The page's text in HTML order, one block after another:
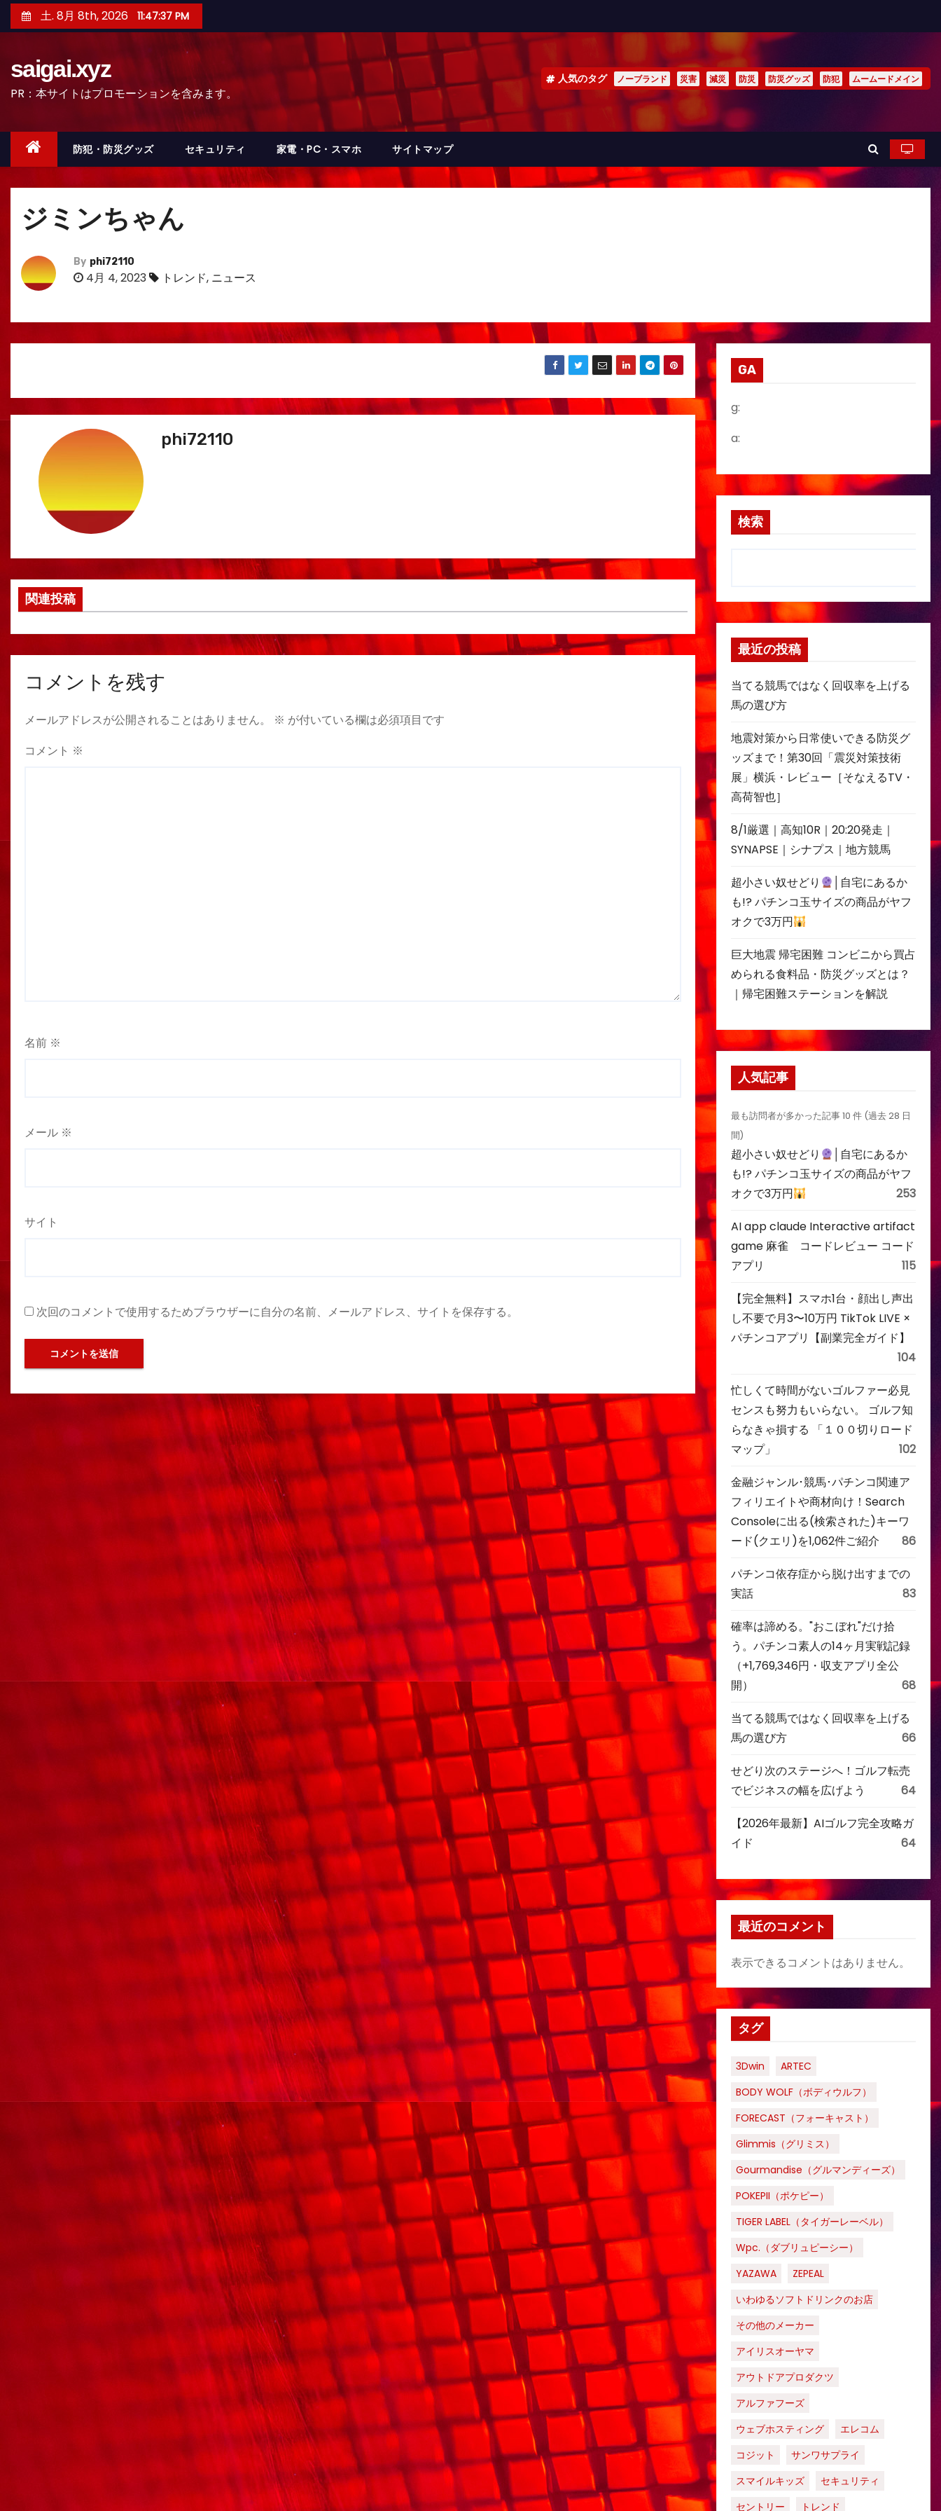
ン
ッ
土. 8月 8th, 2026 11:47:40 PM
saigai.xyz
PR：本サイトはプロモーションを含みます。
人気のタグ ノーブランド 災害 減災 防災 防災グッズ 防犯 ムームードメイン
防犯・防災グッズ セキュリティ 家電・PC・スマホ サイトマップ
ジミンちゃん
By phi72110
4月 4, 2023 トレンド, ニュース
phi72110
関連投稿
コメントを残す
メールアドレスが公開されることはありません。 ※ が付いている欄は必須項目です
コメント ※
名前 ※
メール ※
サイト
次回のコメントで使用するためブラウザーに自分の名前、メールアドレス、サイトを保存する。
GA
g:
a:
検索
最近の投稿
当てる競馬ではなく回収率を上げる
馬の選び方
地震対策から日常使いできる防災グ
ッズまで！第30回「震災対策技術
展」横浜・レビュー［そなえるTV・
高荷智也］
8/1厳選｜高知10R｜20:20発走｜
SYNAPSE｜シナプス｜地方競馬
超小さい奴せどり
│自宅にあるか
も!? パチンコ玉サイズの商品がヤフ
オクで3万円
巨大地震 帰宅困難 コンビニから買占
められる食料品・防災グッズとは？
｜帰宅困難ステーションを解説
人気記事
最も訪問者が多かった記事 10 件 (過去 28 日
間)
超小さい奴せどり
│自宅にあるか
も!? パチンコ玉サイズの商品がヤフ
オクで3万円
253
AI app claude Interactive artifact
game 麻雀 コードレビュー コード
アプリ
115
【完全無料】スマホ1台・顔出し声出
し不要で月3〜10万円 TikTok LIVE ×
パチンコアプリ【副業完全ガイド】
104
忙しくて時間がないゴルファー必見
センスも努力もいらない。 ゴルフ知
らなきゃ損する 「１００切りロード
マップ」
102
金融ジャンル･競馬･パチンコ関連ア
フィリエイトや商材向け！Search
Consoleに出る(検索された)キーワ
ード(クエリ)を1,062件ご紹介
86
パチンコ依存症から脱け出すまでの
実話
83
確率は諦める。"おこぼれ"だけ拾
う。パチンコ素人の14ヶ月実戦記録
（+1,769,346円・収支アプリ全公
開）
68
当てる競馬ではなく回収率を上げる
馬の選び方
66
せどり次のステージへ！ゴルフ転売
でビジネスの幅を広げよう
64
【2026年最新】AIゴルフ完全攻略ガ
イド
64
最近のコメント
表示できるコメントはありません。
タグ
3Dwin
ARTEC
BODY WOLF（ボディウルフ）
FORECAST（フォーキャスト）
Glimmis（グリミス）
Gourmandise（グルマンディーズ）
POKEPII（ポケピー）
TIGER LABEL（タイガーレーベル）
Wpc.（ダブリュピーシー）
YAZAWA
ZEPEAL
いわゆるソフトドリンクのお店
その他のメーカー
アイリスオーヤマ
アウトドアプロダクツ
アルファフーズ
ウェブホスティング
エレコム
コジット
サンワサプライ
スマイルキッズ
セキュリティ
セントリー
トレンド